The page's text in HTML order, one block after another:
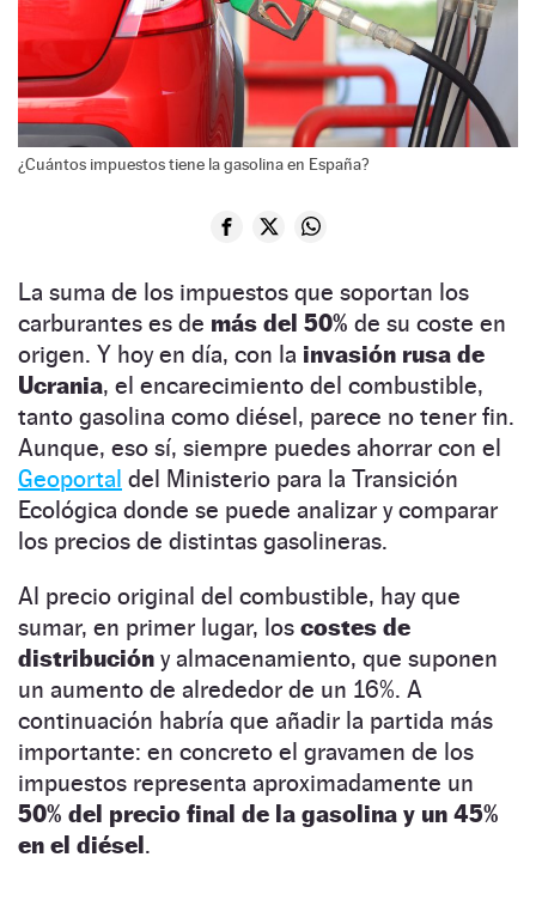
¿Cuántos impuestos tiene la gasolina en España?
La suma de los impuestos que soportan los
carburantes es de más del 50% de su coste en
origen. Y hoy en día, con la invasión rusa de
Ucrania, el encarecimiento del combustible,
tanto gasolina como diésel, parece no tener fin.
Aunque, eso sí, siempre puedes ahorrar con el
Geoportal del Ministerio para la Transición
Ecológica donde se puede analizar y comparar
los precios de distintas gasolineras.
Al precio original del combustible, hay que
sumar, en primer lugar, los costes de
distribución y almacenamiento, que suponen
un aumento de alrededor de un 16%. A
continuación habría que añadir la partida más
importante: en concreto el gravamen de los
impuestos representa aproximadamente un
50% del precio final de la gasolina y un 45%
en el diésel.